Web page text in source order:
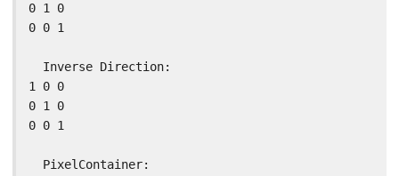
0 1 0
0 0 1
  Inverse Direction:
1 0 0
0 1 0
0 0 1
  PixelContainer: